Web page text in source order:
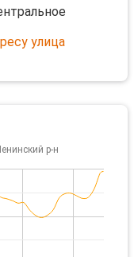
улица
р-н